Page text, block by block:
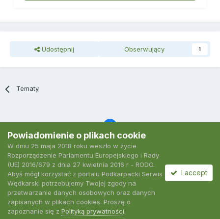
Udostępnij Obserwujący 1
Tematy
Język Polityka prywatności Kontakt
2007-2026 Podkarpacki Serwis Wędkarski
Powiadomienie o plikach cookie
W dniu 25 maja 2018 roku weszło w życie
Rozporządzenie Parlamentu Europejskiego i Rady
(UE) 2016/679 z dnia 27 kwietnia 2016 r - RODO.
Abyś mógł korzystać z portalu Podkarpacki Serwis
Wędkarski potrzebujemy Twojej zgody na
przetwarzanie danych osobowych oraz danych
zapisanych w plikach cookies. Proszę o
zapoznanie się z Polityką prywatności.
I accept